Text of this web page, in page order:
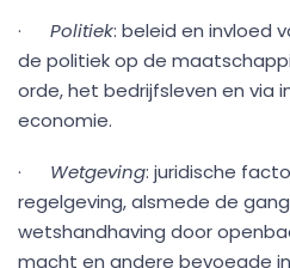
· Politiek: beleid en invloed
de politiek op de
orde, het bedrijfsleven en via
economie.
· Wetgeving: juridische
regelgeving, alsmede de
wetshandhaving door
macht en andere bevoegde